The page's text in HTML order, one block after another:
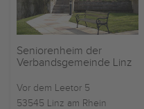
Seniorenheim der
Verbandsgemeinde Linz
Vor dem Leetor 5
53545 Linz am Rhein